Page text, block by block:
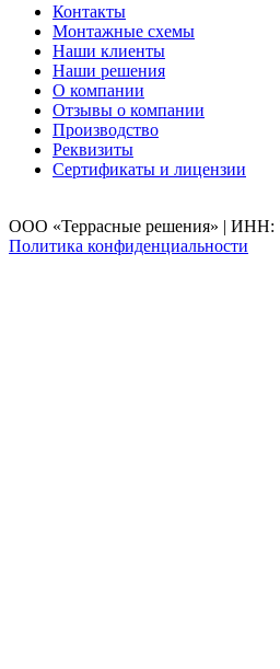
Контакты
Монтажные схемы
Наши клиенты
Наши решения
О компании
Отзывы о компании
Производство
Реквизиты
Сертификаты и лицензии
ООО «Террасные решения» | ИНН:
Политика конфиденциальности